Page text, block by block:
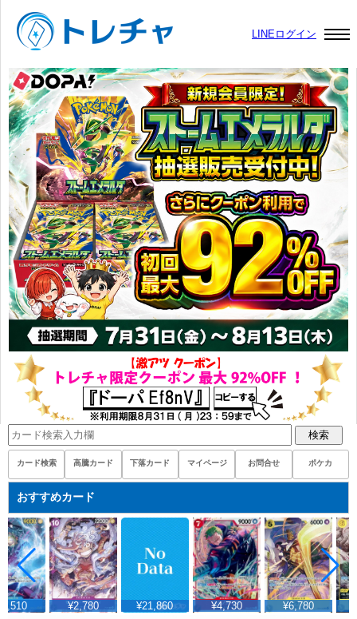
LINEログイン
検索
カード検索 高騰カード 下落カード マイページ お問合せ ポケカ
おすすめカード
¥2,780 ¥21,860 ¥4,730 ¥6,780